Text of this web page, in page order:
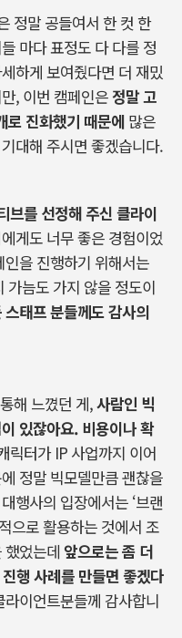
정말 공들여서 한 컷 한
마다표정도 다 다를 정
하게 보여줬다면 더 재밌
, 이번 캠페인은 정말고
로 진화했기 때문에 많은
대해 주시면 좋겠습니다.
브를 선정해 주신 클라이
게도 너무좋은 경험이었
인을 진행하기 위해서는
가늠도 가지 않을 정도이
스태프분들께도감사의
통해 느꼈던 게,사람인 빅
있잖아요. 비용이나확
릭터가 IP 사업까지 이어
정말 빅모델만큼괜찮을
대행사의 입장에서는 ‘브랜
으로 활용하는 것에서 조
했었는데 앞으로는좀 더
진행 사례를 만들면 좋겠다
라이언트분들께 감사합니